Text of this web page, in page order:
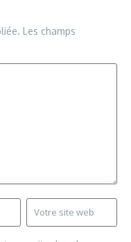
Les champs